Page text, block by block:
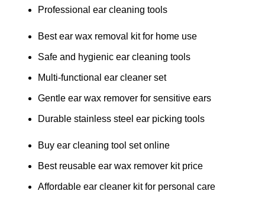
Professional ear cleaning tools
Best ear wax removal kit for home use
Safe and hygienic ear cleaning tools
Multi-functional ear cleaner set
Gentle ear wax remover for sensitive ears
Durable stainless steel ear picking tools
Buy ear cleaning tool set online
Best reusable ear wax remover kit price
Affordable ear cleaner kit for personal care